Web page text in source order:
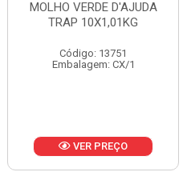
MOLHO VERDE D'AJUDA
TRAP 10X1,01KG
Código: 13751
Embalagem: CX/1
VER PREÇO